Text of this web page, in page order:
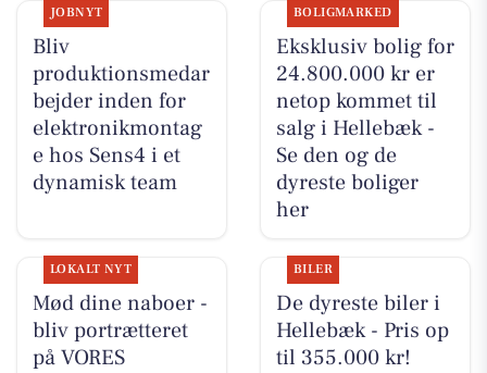
JOBNYT
Bliv
produktionsmedar
bejder inden for
elektronikmontag
e hos Sens4 i et
dynamisk team
BOLIGMARKED
Eksklusiv bolig for
24.800.000 kr er
netop kommet til
salg i Hellebæk -
Se den og de
dyreste boliger
her
LOKALT NYT
Mød dine naboer -
bliv portrætteret
på VORES
BILER
De dyreste biler i
Hellebæk - Pris op
til 355.000 kr!